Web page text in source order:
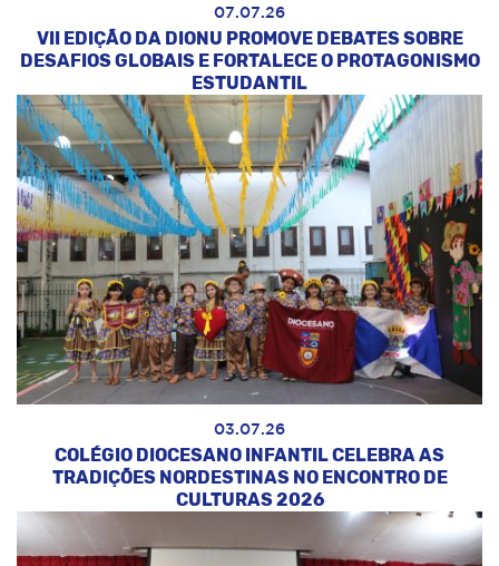
07.07.26
VII EDIÇÃO DA DIONU PROMOVE DEBATES SOBRE
DESAFIOS GLOBAIS E FORTALECE O PROTAGONISMO
ESTUDANTIL
03.07.26
COLÉGIO DIOCESANO INFANTIL CELEBRA AS
TRADIÇÕES NORDESTINAS NO ENCONTRO DE
CULTURAS 2026